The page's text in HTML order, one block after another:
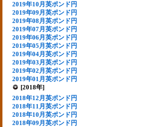
2019年10月英ポンド円
2019年09月英ポンド円
2019年08月英ポンド円
2019年07月英ポンド円
2019年06月英ポンド円
2019年05月英ポンド円
2019年04月英ポンド円
2019年03月英ポンド円
2019年02月英ポンド円
2019年01月英ポンド円
[2018年]
2018年12月英ポンド円
2018年11月英ポンド円
2018年10月英ポンド円
2018年09月英ポンド円